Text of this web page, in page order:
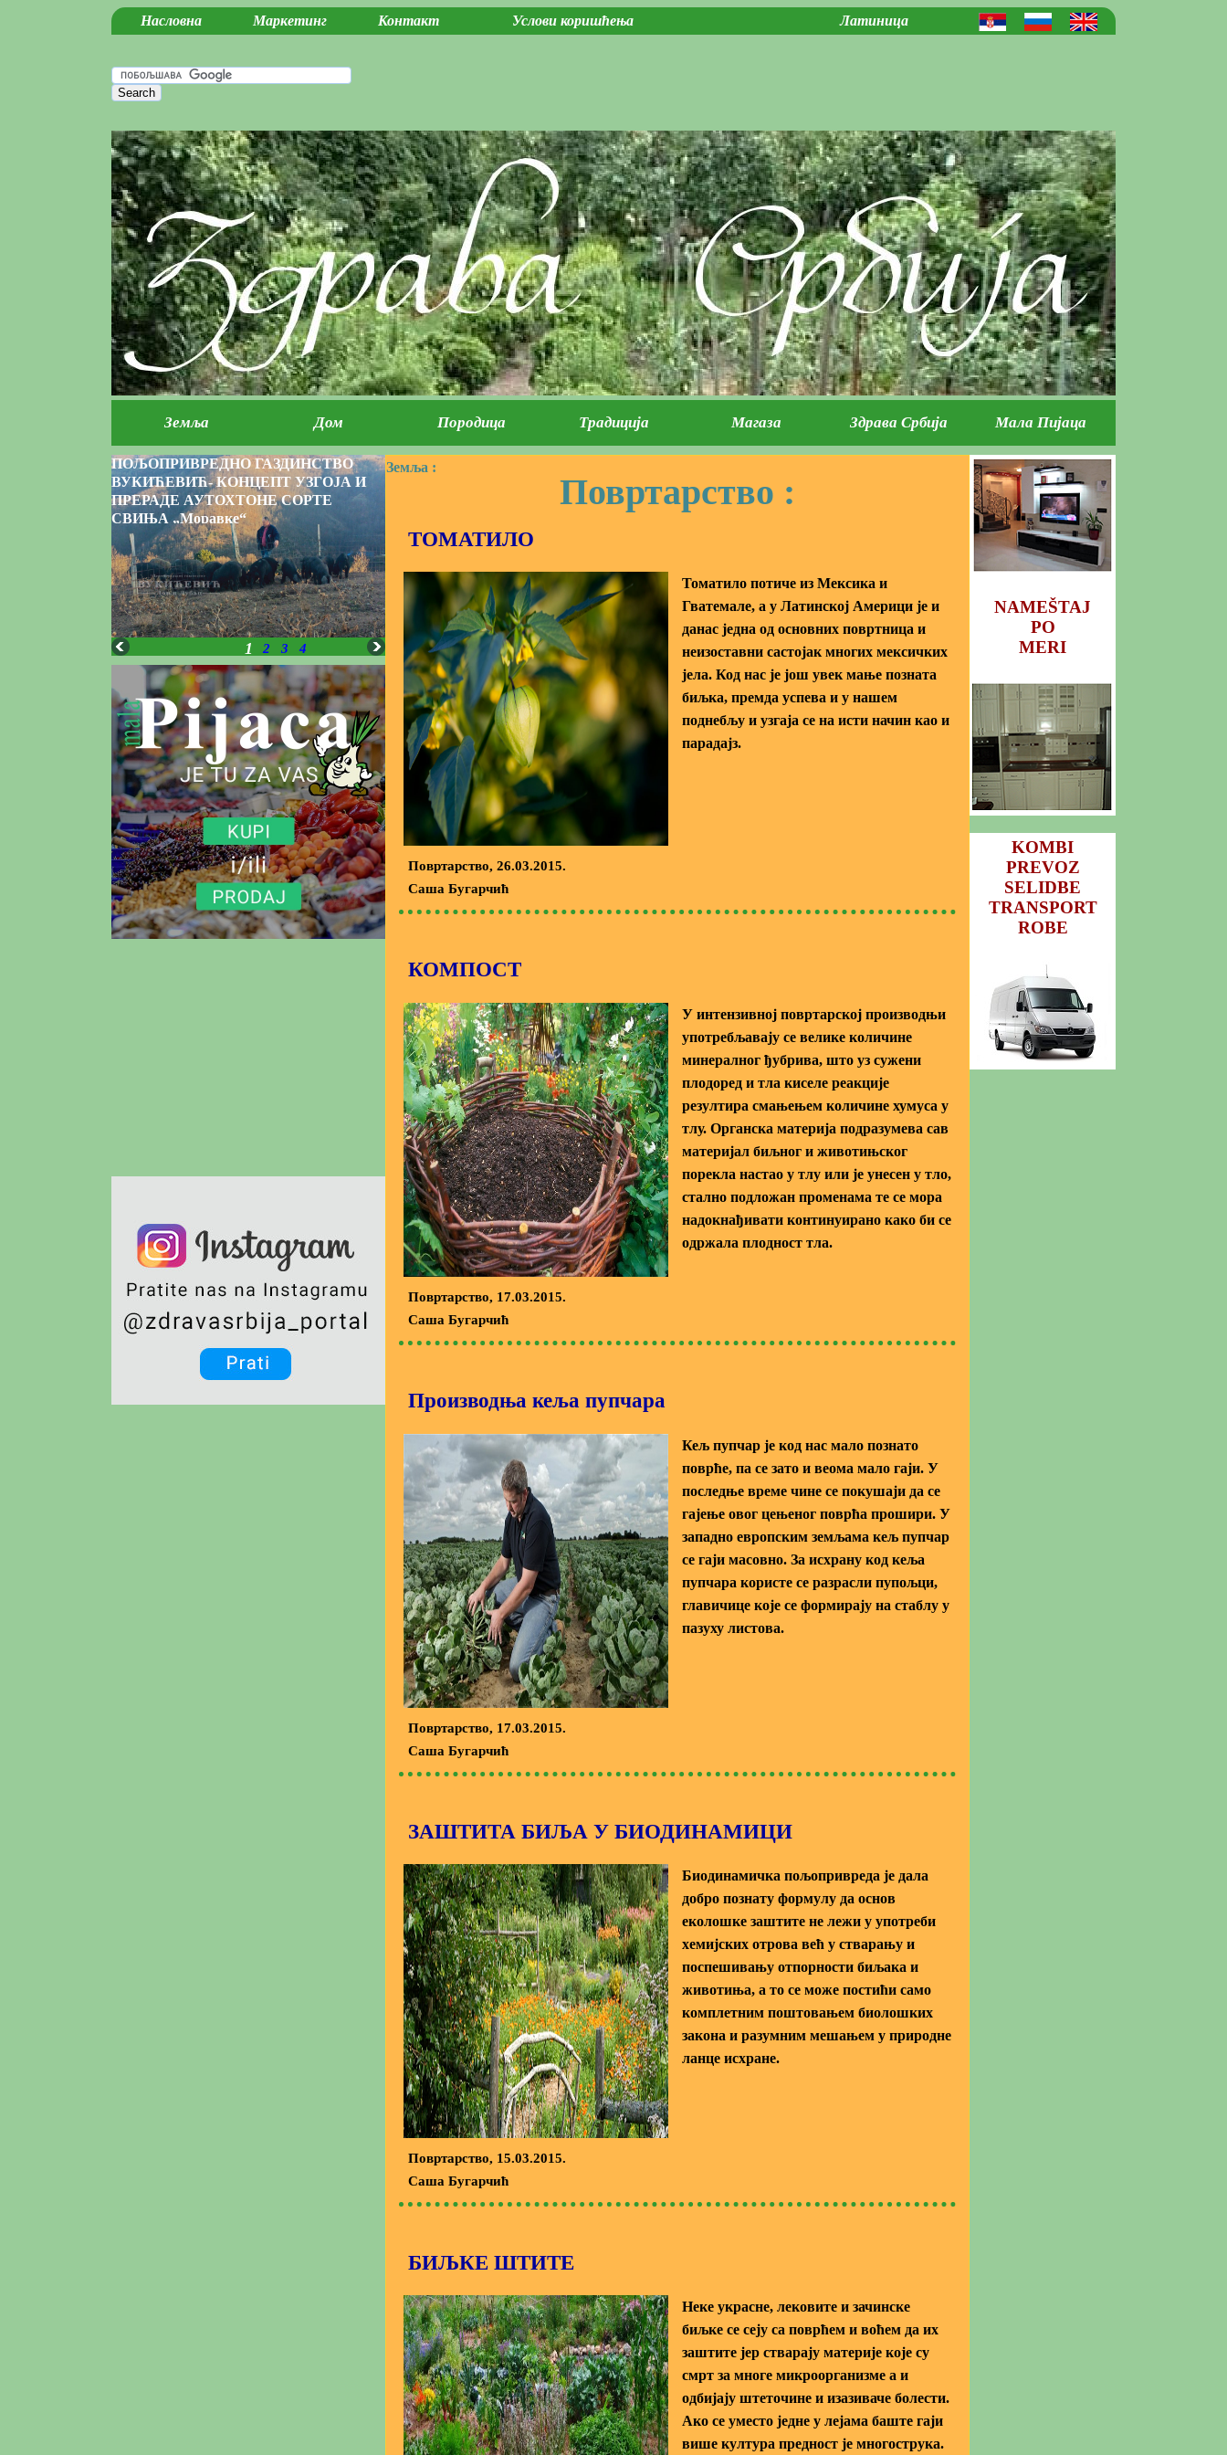
Насловна Маркетинг Контакт Услови коришћења Латиница
ПОЉОПРИВРЕДНО ГАЗДИНСТВО
ВУКИЋЕВИЋ- КОНЦЕПТ УЗГОЈА И
ПРЕРАДЕ АУТОХТОНЕ СОРТЕ
СВИЊА „Моравке“
1 2 3 4
NAMEŠTAJ
PO
MERI
KOMBI
PREVOZ
SELIDBE
TRANSPORT
ROBE
Земља :
Повртарство :
TОМАТИЛО
Томатило потиче из Мексика и
Гватемале, а у Латинској Америци је и
данас једна од основних повртница и
неизоставни састојак многих мексичких
јела. Код нас је још увек мање позната
биљка, премда успева и у нашем
поднебљу и узгаја се на исти начин као и
парадајз.
Повртарство, 26.03.2015.
Саша Бугарчић
КОМПОСТ
У интензивној повртарској производњи
употребљавају се велике количине
минералног ђубрива, што уз сужени
плодоред и тла киселе реакције
резултира смањењем количине хумуса у
тлу. Органска материја подразумева сав
материјал биљног и животињског
порекла настао у тлу или је унесен у тло,
стално подложан променама те се мора
надокнађивати континуирано како би се
одржала плодност тла.
Повртарство, 17.03.2015.
Саша Бугарчић
Производња кеља пупчара
Кељ пупчар је код нас мало познато
поврће, па се зато и веома мало гаји. У
последње време чине се покушаји да се
гајење овог цењеног поврћа прошири. У
западно европским земљама кељ пупчар
се гаји масовно. За исхрану код кеља
пупчара користе се разрасли пупољци,
главичице које се формирају на стаблу у
пазуху листова.
Повртарство, 17.03.2015.
Саша Бугарчић
ЗАШТИТА БИЉА У БИОДИНАМИЦИ
Биодинамичка пољопривреда је дала
добро познату формулу да основ
еколошке заштите не лежи у употреби
хемијских отрова већ у стварању и
поспешивању отпорности биљака и
животиња, а то се може постићи само
комплетним поштовањем биолошких
закона и разумним мешањем у природне
ланце исхране.
Повртарство, 15.03.2015.
Саша Бугарчић
БИЉКЕ ШТИТЕ
Неке украсне, лековите и зачинске
биљке се сеју са поврћем и воћем да их
заштите јер стварају материје које су
смрт за многе микроорганизме а и
одбијају штеточине и изазиваче болести.
Ако се уместо једне у лејама баште гаји
више култура предност је многострука.
Земља Дом Породица Традиција Магаза Здрава Србија Мала Пијаца